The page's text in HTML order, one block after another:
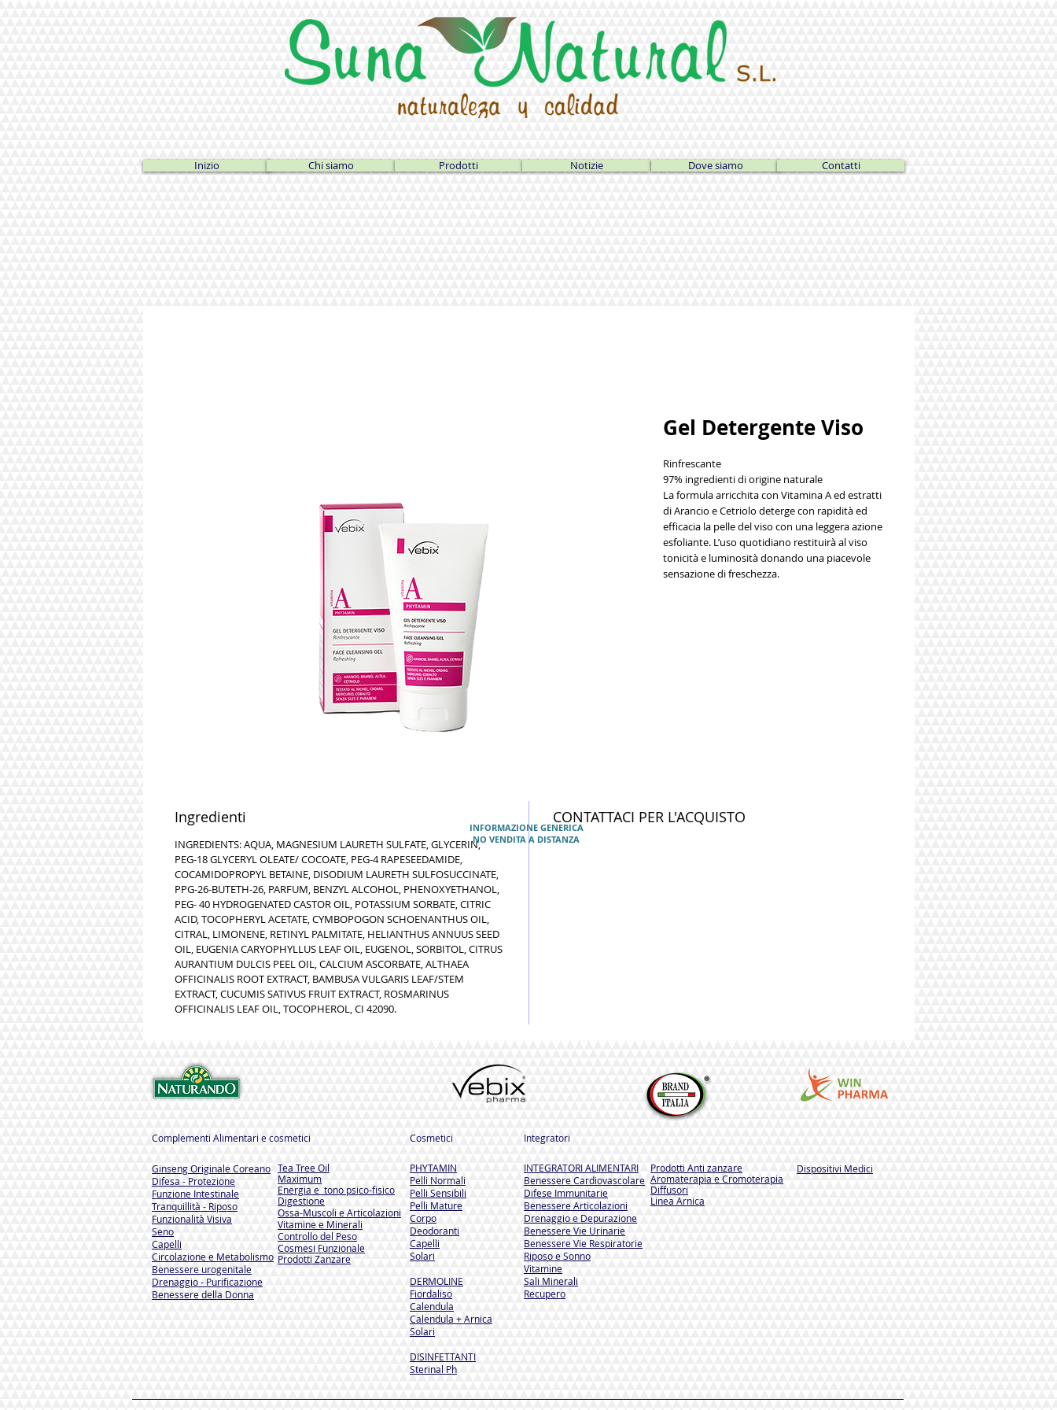
Inizio Chi siamo Prodotti Notizie Dove siamo Contatti
Gel Detergente Viso
Rinfrescante
97% ingredienti di origine naturale
La formula arricchita con Vitamina Aed estratti
diArancio e Cetriolo deterge con rapidità ed
efficacia la pelle del viso con una leggera azione
esfoliante. L’uso quotidiano restituirà al viso
tonicità e luminosità donando una piacevole
sensazione di freschezza.
Ingredienti
INGREDIENTS:AQUA, MAGNESIUM LAURETH SULFATE, GLYCERIN,
PEG-18 GLYCERYL OLEATE/ COCOATE, PEG-4 RAPESEEDAMIDE,
COCAMIDOPROPYL BETAINE, DISODIUM LAURETH SULFOSUCCINATE,
PPG-26-BUTETH-26, PARFUM, BENZYL ALCOHOL, PHENOXYETHANOL,
PEG- 40 HYDROGENATED CASTOR OIL, POTASSIUM SORBATE, CITRIC
ACID, TOCOPHERYL ACETATE, CYMBOPOGON SCHOENANTHUS OIL,
CITRAL, LIMONENE, RETINYL PALMITATE, HELIANTHUS ANNUUS SEED
OIL, EUGENIA CARYOPHYLLUS LEAF OIL, EUGENOL, SORBITOL, CITRUS
AURANTIUM DULCIS PEEL OIL, CALCIUM ASCORBATE, ALTHAEA
OFFICINALIS ROOT EXTRACT, BAMBUSA VULGARIS LEAF/STEM
EXTRACT, CUCUMIS SATIVUS FRUIT EXTRACT, ROSMARINUS
OFFICINALIS LEAF OIL, TOCOPHEROL, CI 42090.
CONTATTACI PER L'ACQUISTO
INFORMAZIONE GENERICA
NO VENDITA A DISTANZA
Complementi Alimentari e cosmetici
Ginseng Originale Coreano
Difesa - Protezione
Funzione Intestinale
Tranquillità - Riposo
Funzionalità Visiva
Seno
Capelli
Circolazione e Metabolismo
Benessere urogenitale
Drenaggio - Purificazione
Benessere della Donna
Tea Tree Oil
Maximum
Energia e tono psico-fisico
Digestione
Ossa-Muscoli e Articolazioni
Vitamine e Minerali
Controllo del Peso
Cosmesi Funzionale
Prodotti Zanzare
Cosmetici Integratori
PHYTAMIN
Pelli Normali
Pelli Sensibili
Pelli Mature
Corpo
Deodoranti
Capelli
Solari
DERMOLINE
Fiordaliso
Calendula
Calendula + Arnica
Solari
DISINFETTANTI
Sterinal Ph​
INTEGRATORI ALIMENTARI
Benessere Cardiovascolare
Difese Immunitarie
Benessere Articolazioni
Drenaggio e Depurazione
Benessere Vie Urinarie
Benessere Vie Respiratorie
Riposo e Sonno
Vitamine
Sali Minerali
Recupero
Prodotti Anti zanzare
Aromaterapia e Cromoterapia
Diffusori
Linea Arnica
Dispositivi Medici